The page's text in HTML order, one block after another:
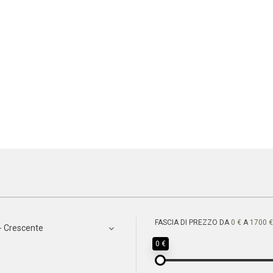
FASCIA DI PREZZO DA 0 € A 1700 €
0 €
Crescente